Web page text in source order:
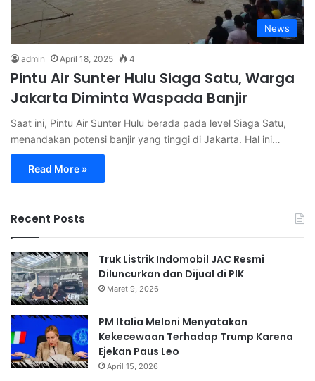
News
admin April 18, 2025 4
Pintu Air Sunter Hulu Siaga Satu, Warga
Jakarta Diminta Waspada Banjir
Saat ini, Pintu Air Sunter Hulu berada pada level Siaga Satu,
menandakan potensi banjir yang tinggi di Jakarta. Hal ini…
Read More »
Recent Posts
Truk Listrik Indomobil JAC Resmi
Diluncurkan dan Dijual di PIK
Maret 9, 2026
PM Italia Meloni Menyatakan
Kekecewaan Terhadap Trump Karena
Ejekan Paus Leo
April 15, 2026